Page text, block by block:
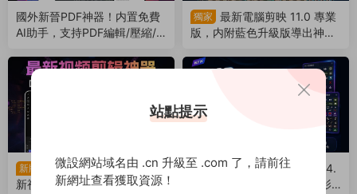
國外新晉PDF神器！内置免費
AI助手，支持PDF編輯/壓縮/
獨家
最新電腦剪映 11.0 專業
版，内附藍色升級版導出神
新版
再見剪映！2026國外最
新視頻剪輯神器中文版來啦，
獨家
PS最強亮度蒙版TK9 4.
0插件中文直裝版來了，攝影
站點提示
微設網站域名由 .cn 升級至 .com 了，請前往
新網址查看獲取資源！